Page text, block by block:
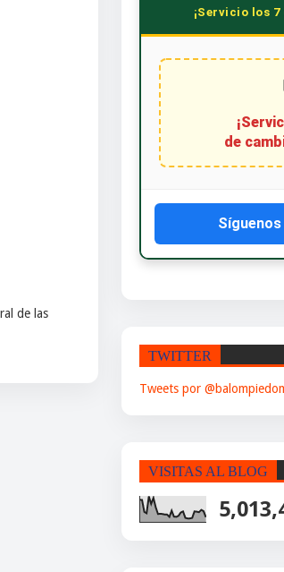
de las
¡Servicio los 7
de
TWITTER
Tweets por
VISITAS AL BLOG